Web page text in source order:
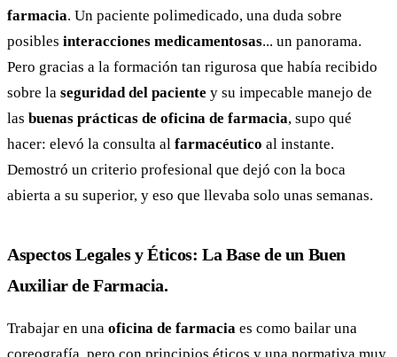
farmacia. Un paciente polimedicado, una duda sobre
posibles interacciones medicamentosas... un panorama.
Pero gracias a la formación tan rigurosa que había recibido
sobre la seguridad del paciente y su impecable manejo de
las buenas prácticas de oficina de farmacia, supo qué
hacer: elevó la consulta al farmacéutico al instante.
Demostró un criterio profesional que dejó con la boca
abierta a su superior, y eso que llevaba solo unas semanas.
Aspectos Legales y Éticos: La Base de un Buen
Auxiliar de Farmacia.
Trabajar en una oficina de farmacia es como bailar una